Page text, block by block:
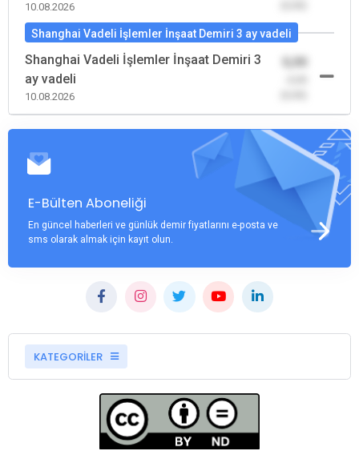
10.08.2026
Shanghai Vadeli İşlemler İnşaat Demiri 3 ay vadeli
Shanghai Vadeli İşlemler İnşaat Demiri 3
ay vadeli
10.08.2026
0,00
E-Bülten Aboneliği
En güncel haberleri ve günlük demir fiyatlarını e-posta ve
sms olarak almak için kayıt olun.
KATEGORİLER